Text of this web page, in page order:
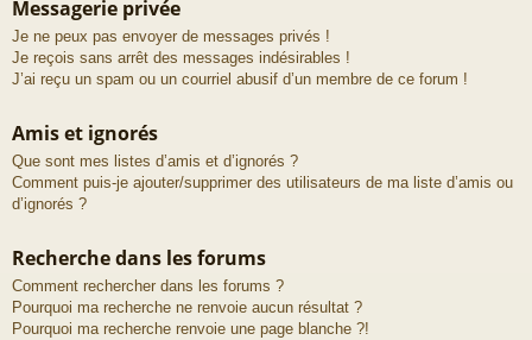
Messagerie privée
Je ne peux pas envoyer de messages privés !
Je reçois sans arrêt des messages indésirables !
J’ai reçu un spam ou un courriel abusif d’un membre de ce forum !
Amis et ignorés
Que sont mes listes d’amis et d’ignorés ?
Comment puis-je ajouter/supprimer des utilisateurs de ma liste d’amis ou
d’ignorés ?
Recherche dans les forums
Comment rechercher dans les forums ?
Pourquoi ma recherche ne renvoie aucun résultat ?
Pourquoi ma recherche renvoie une page blanche ?!